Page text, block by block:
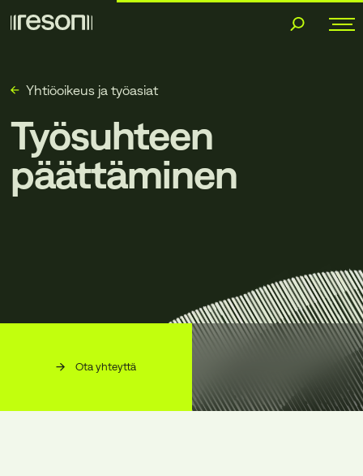
sisältöön
Yhtiöoikeus ja työasiat
Työsuhteen
päättäminen
Ota yhteyttä